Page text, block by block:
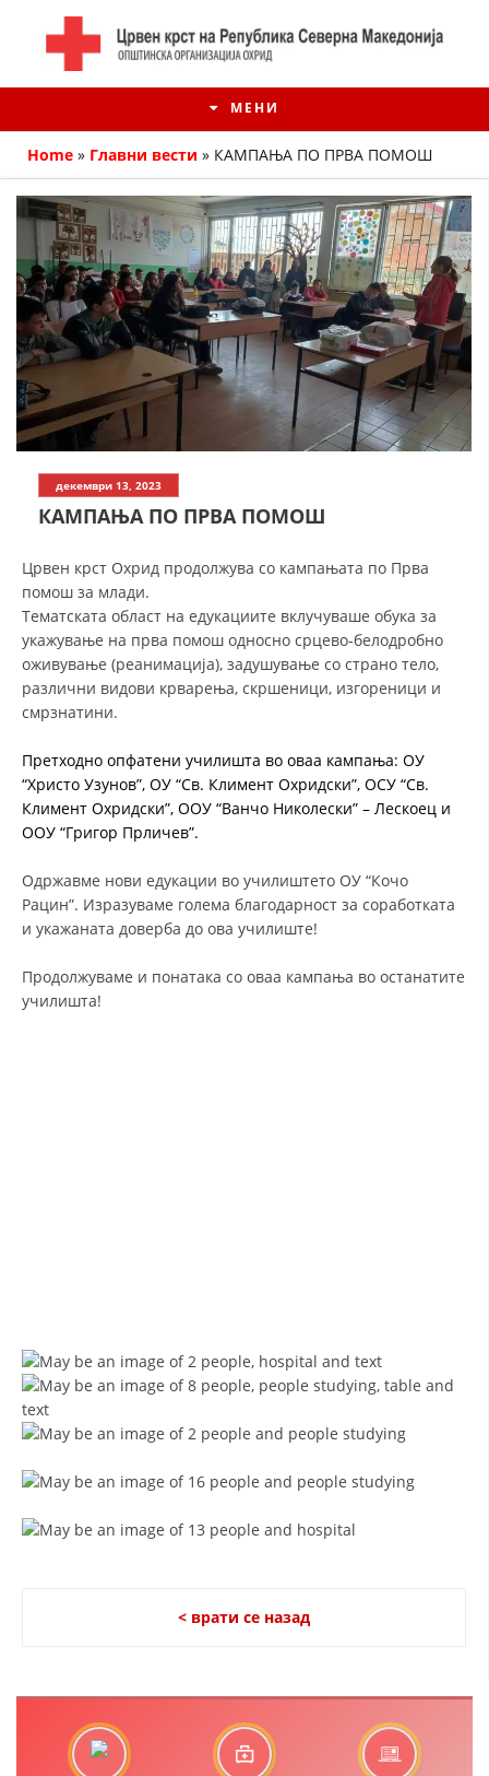
МЕНИ
ИСТОРИЈАТ НА ЦКРМ
ИСТОРИЈАТ НА ДВИЖЕЊЕТО
СТРУКТУРА НА ОРГАНИЗАЦИЈАТА
ЧЛЕНСТВО ВО ПРОФЕСИОНАЛНИ ТЕЛА
ЗАКОН ЗА ЦКРМ
РАКОВОДЕН ОДБОР
СОБРАНИЕ
ОДНОСИ СО ЈАВНОСТ
МЕНАЏМЕНТ НА ВОЛОНТЕРИ
Home » Главни вести » КАМПАЊА ПО ПРВА ПОМОШ
декември 13, 2023
КАМПАЊА ПО ПРВА ПОМОШ
Црвен крст Охрид продолжува со кампањата по Прва
помош за млади.
Тематската област на едукациите вклучуваше обука за
укажување на прва помош односно срцево-белодробно
оживување (реанимација), задушување со страно тело,
различни видови крварења, скршеници, изгореници и
смрзнатини.
Претходно опфатени училишта во оваа кампања: ОУ
“Христо Узунов”, ОУ “Св. Климент Охридски”, ОСУ “Св.
Климент Охридски”, ООУ “Ванчо Николески” – Лескоец и
ООУ “Григор Прличев”.
Одржавме нови едукации во училиштето ОУ “Кочо
Рацин”. Изразуваме голема благодарност за соработката
и укажаната доверба до ова училиште!
Продолжуваме и понатака со оваа кампања во останатите
училишта!
< врати се назад